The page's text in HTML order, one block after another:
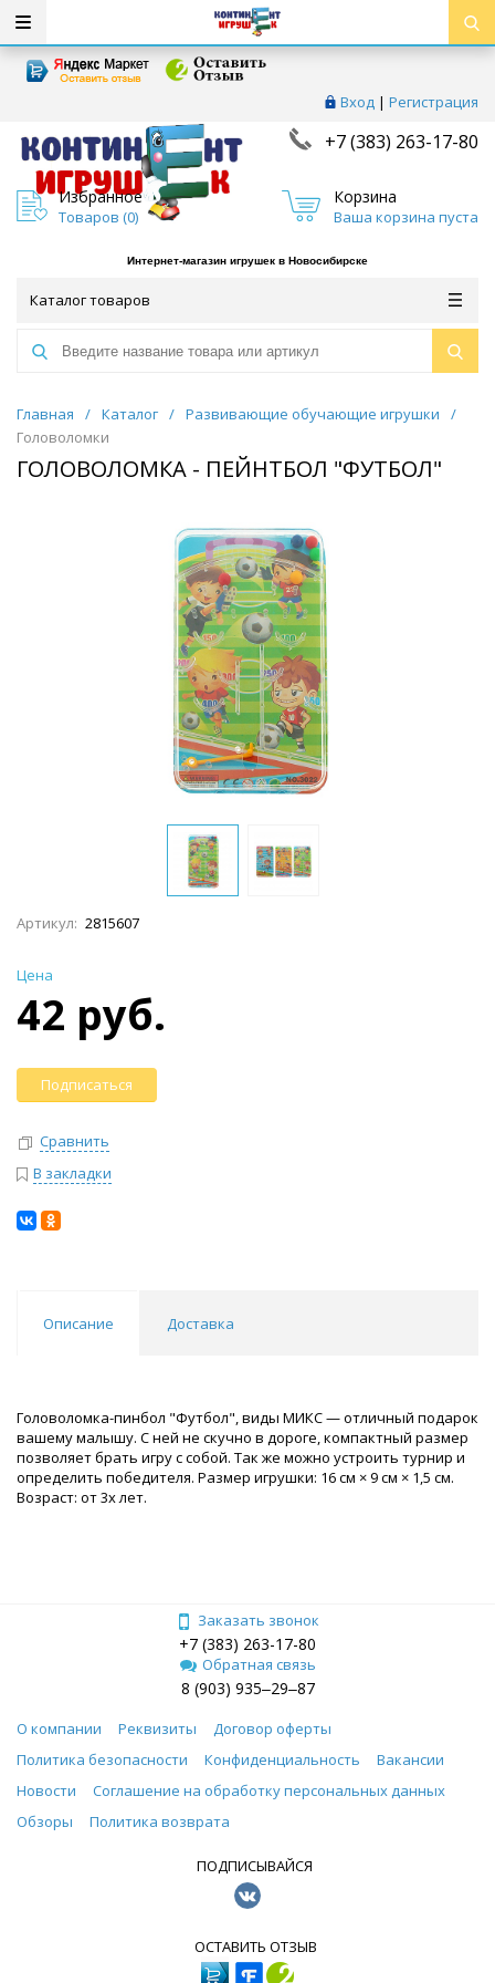
Вход | Регистрация
+7 (383) 263-17-80
Избранное
Товаров (0)
Корзина
Ваша корзина пуста
Интернет-магазин игрушек в Новосибирске
Каталог товаров
Главная / Каталог / Развивающие обучающие игрушки
/
Головоломки
ГОЛОВОЛОМКА - ПЕЙНТБОЛ "ФУТБОЛ"
Артикул: 2815607
Цена
42 руб.
Подписаться
Сравнить
В закладки
Описание Доставка
Головоломка-пинбол "Футбол", виды МИКС — отличный подарок
вашему малышу. С ней не скучно в дороге, компактный размер
позволяет брать игру с собой. Так же можно устроить турнир и
определить победителя. Размер игрушки: 16 см × 9 см × 1,5 см.
Возраст: от 3х лет.
Заказать звонок
+7 (383) 263-17-80
Обратная связь
8 (903) 935‒29‒87
О компании Реквизиты
Договор оферты
Политика безопасности
Конфиденциальность
Вакансии
Новости
Соглашение на обработку персональных данных
Обзоры
Политика возврата
ПОДПИСЫВАЙСЯ
ОСТАВИТЬ ОТЗЫВ